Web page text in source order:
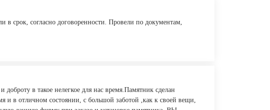
срок, согласно договоренности. Провели по документам,
в такое нелегкое для нас время.Памятник сделан
и в отличном состоянии, с большой заботой ,как к своей вещи,